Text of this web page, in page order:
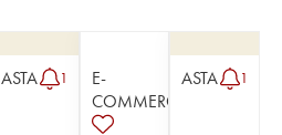
ASTA 1
E-
COMMERCE
ASTA 1